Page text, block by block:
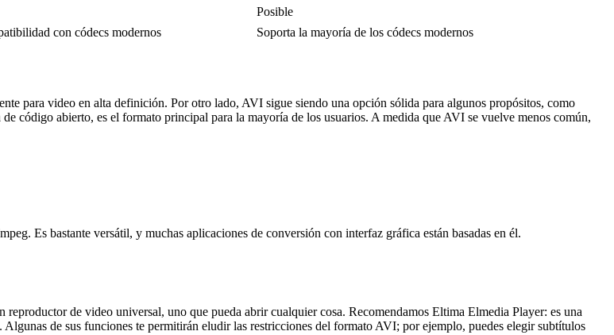
Posible
con códecs modernos Soporta la mayoría de los códecs modernos
para video en alta definición. Por otro lado, AVI sigue siendo una opción sólida para algunos propósitos, como
código abierto, es el formato principal para la mayoría de los usuarios. A medida que AVI se vuelve menos común,
Es bastante versátil, y muchas aplicaciones de conversión con interfaz gráfica están basadas en él.
de video universal, uno que pueda abrir cualquier cosa. Recomendamos Eltima Elmedia Player: es una
de sus funciones te permitirán eludir las restricciones del formato AVI; por ejemplo, puedes elegir subtítulos